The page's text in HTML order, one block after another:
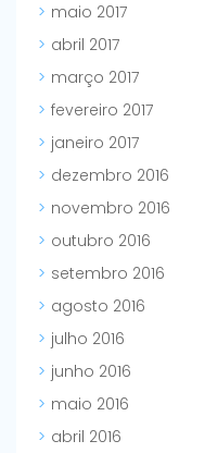
maio 2017
abril 2017
março 2017
fevereiro 2017
janeiro 2017
dezembro 2016
novembro 2016
outubro 2016
setembro 2016
agosto 2016
julho 2016
junho 2016
maio 2016
abril 2016